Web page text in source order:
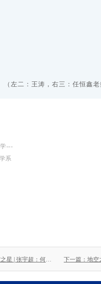
（左二：王涛，右三：任恒鑫老
---
系
上一篇：地空之星 | 张宇超：何以解忧，唯有热爱